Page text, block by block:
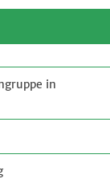
in